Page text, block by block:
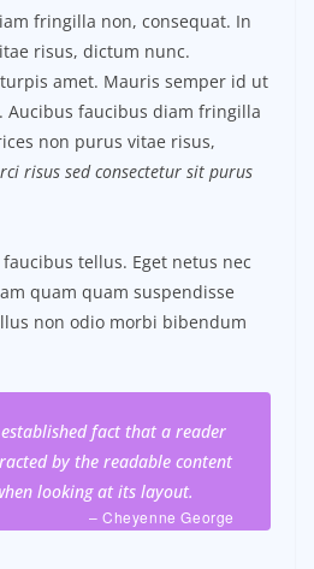
fringilla non, consequat. In
risus, dictum nunc.
amet. Mauris semper id ut
Aucibus faucibus diam fringilla
non purus vitae risus,
risus sed consectetur sit purus
tellus. Eget netus nec
quam quam suspendisse
non odio morbi bibendum
fact that a reader
by the readable content
looking at its layout.
– Cheyenne George